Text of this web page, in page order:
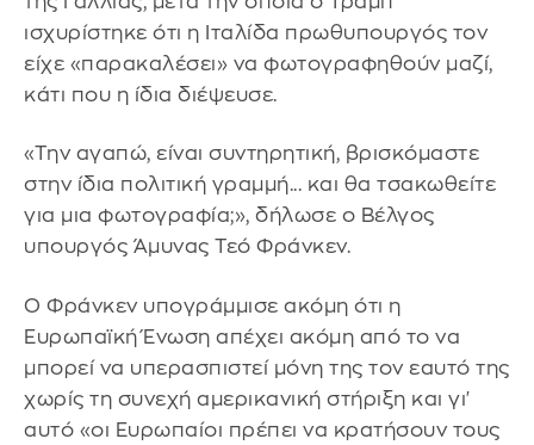
ισχυρίστηκε ότι η Ιταλίδα πρωθυπουργός τον
είχε «παρακαλέσει» να φωτογραφηθούν μαζί,
κάτι που η ίδια διέψευσε.
«Την αγαπώ, είναι συντηρητική, βρισκόμαστε
στην ίδια πολιτική γραμμή... και θα τσακωθείτε
για μια φωτογραφία;», δήλωσε ο Βέλγος
υπουργός Άμυνας Τεό Φράνκεν.
Ο Φράνκεν υπογράμμισε ακόμη ότι η
Ευρωπαϊκή Ένωση απέχει ακόμη από το να
μπορεί να υπερασπιστεί μόνη της τον εαυτό της
χωρίς τη συνεχή αμερικανική στήριξη και γι'
αυτό «οι Ευρωπαίοι πρέπει να κρατήσουν τους